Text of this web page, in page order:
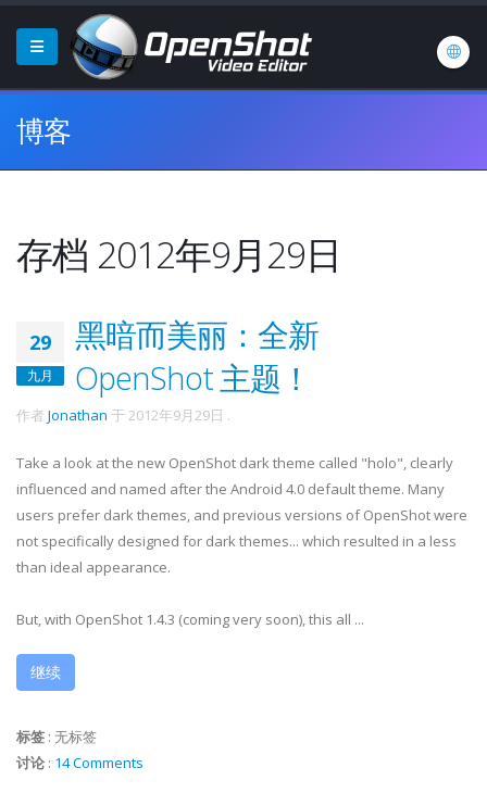
博客
存档 2012年9月29日
29
九月
黑暗而美丽：全新
OpenShot 主题！
作者 Jonathan 于 2012年9月29日 .
Take a look at the new OpenShot dark theme called "holo", clearly
influenced and named after the Android 4.0 default theme. Many
users prefer dark themes, and previous versions of OpenShot were
not specifically designed for dark themes... which resulted in a less
than ideal appearance.
But, with OpenShot 1.4.3 (coming very soon), this all ...
继续
标签 : 无标签
讨论 : 14 Comments